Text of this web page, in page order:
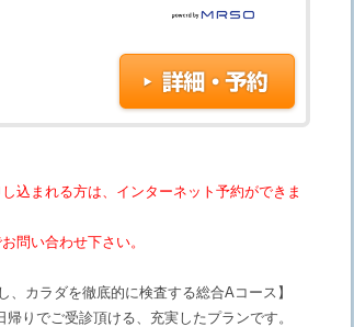
込まれる方は、インターネット予約ができま
問い合わせ下さい。
、カラダを徹底的に検査する総合Aコース】
りでご受診頂ける、充実したプランです。